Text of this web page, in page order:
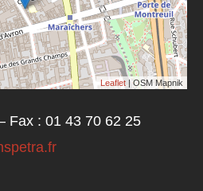
Leaflet | OSM Mapnik
Fax : 01 43 70 62 25